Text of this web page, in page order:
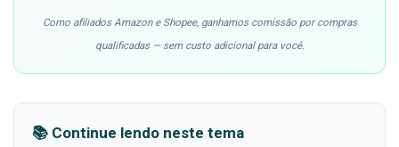
Como afiliados Amazon e Shopee, ganhamos comissão por compras
qualificadas — sem custo adicional para você.
📚 Continue lendo neste tema